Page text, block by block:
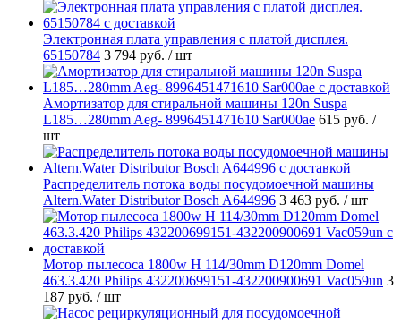
Электронная плата управления с платой дисплея.
65150784 3 794 руб. / шт
Амортизатор для стиральной машины 120n Suspa
L185…280mm Aeg- 8996451471610 Sar000ae 615 руб. /
шт
Распределитель потока воды посудомоечной машины
Altern.Water Distributor Bosch A644996 3 463 руб. / шт
Мотор пылесоса 1800w H 114/30mm D120mm Domel
463.3.420 Philips 432200699151-432200900691 Vac059un 3
187 руб. / шт